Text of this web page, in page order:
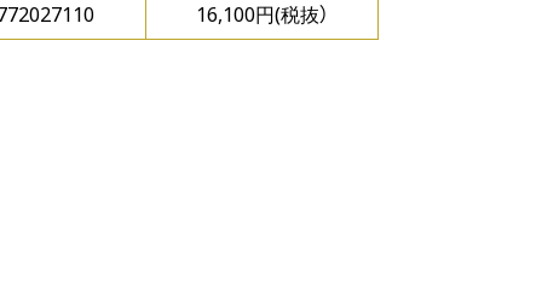
16,100円(税抜）